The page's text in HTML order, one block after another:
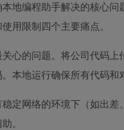
地编程助手解决的核心
用限制四个主要痛点。
心的问题。将公司代码
本地运行确保所有代码
定网络的环境下（如出
。